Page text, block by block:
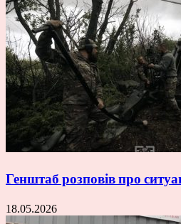
Генштаб розповів про
18.05.2026